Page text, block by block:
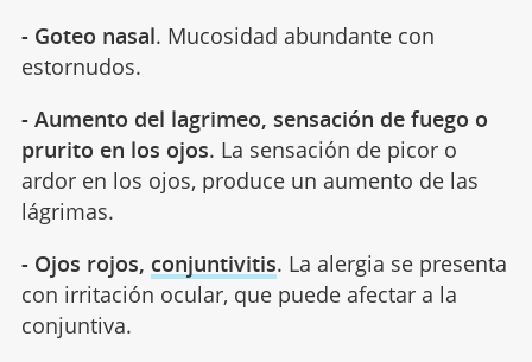
- Goteo nasal. Mucosidad abundante con
estornudos.
- Aumento del lagrimeo, sensación de fuego o
prurito en los ojos. La sensación de picor o
ardor en los ojos, produce un aumento de las
lágrimas.
- Ojos rojos, conjuntivitis. La alergia se presenta
con irritación ocular, que puede afectar a la
conjuntiva.